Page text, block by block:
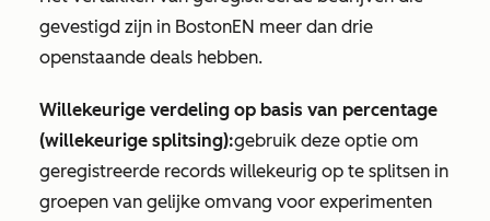
gevestigd zijn in BostonEN meer dan drie
openstaande deals hebben.
Willekeurige verdeling op basis van percentage
(willekeurige splitsing):gebruik deze optie om
geregistreerde records willekeurig op te splitsen in
groepen van gelijke omvang voor experimenten